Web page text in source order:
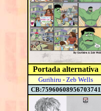
Portada alternativa
Gurihiru - Zeb Wells
CB:75960608956703741